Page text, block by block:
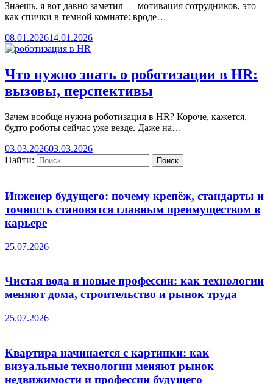
Знаешь, я вот давно заметил — мотивация сотрудников, это
как спички в темной комнате: вроде…
08.01.202614.01.2026
Что нужно знать о роботизации в HR:
вызовы, перспективы
Зачем вообще нужна роботизация в HR? Короче, кажется,
будто роботы сейчас уже везде. Даже на…
03.03.202603.03.2026
Найти:
Инженер будущего: почему крепёж, стандарты и
точность становятся главным преимуществом в
карьере
25.07.2026
Чистая вода и новые профессии: как технологии
меняют дома, строительство и рынок труда
25.07.2026
Квартира начинается с картинки: как
визуальные технологии меняют рынок
недвижимости и профессии будущего